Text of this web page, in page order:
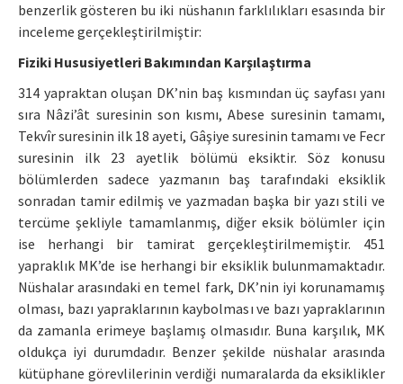
benzerlik gösteren bu iki nüshanın farklılıkları esasında bir
inceleme gerçekleştirilmiştir:
Fiziki Hususiyetleri Bakımından Karşılaştırma
314 yapraktan oluşan DK’nin baş kısmından üç sayfası yanı
sıra Nâzi’ât suresinin son kısmı, Abese suresinin tamamı,
Tekvîr suresinin ilk 18 ayeti, Gâşiye suresinin tamamı ve Fecr
suresinin ilk 23 ayetlik bölümü eksiktir. Söz konusu
bölümlerden sadece yazmanın baş tarafındaki eksiklik
sonradan tamir edilmiş ve yazmadan başka bir yazı stili ve
tercüme şekliyle tamamlanmış, diğer eksik bölümler için
ise herhangi bir tamirat gerçekleştirilmemiştir. 451
yapraklık MK’de ise herhangi bir eksiklik bulunmamaktadır.
Nüshalar arasındaki en temel fark, DK’nin iyi korunamamış
olması, bazı yapraklarının kaybolması ve bazı yapraklarının
da zamanla erimeye başlamış olmasıdır. Buna karşılık, MK
oldukça iyi durumdadır. Benzer şekilde nüshalar arasında
kütüphane görevlilerinin verdiği numaralarda da eksiklikler